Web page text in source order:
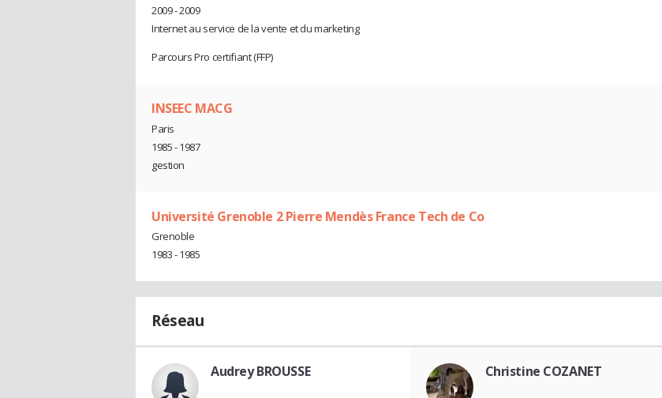
2009 - 2009
Internet au service de la vente et du marketing
Parcours Pro certifiant (FFP)
INSEEC MACG
Paris
1985 - 1987
gestion
Université Grenoble 2 Pierre Mendès France Tech de Co
Grenoble
1983 - 1985
Réseau
Audrey BROUSSE Christine COZANET